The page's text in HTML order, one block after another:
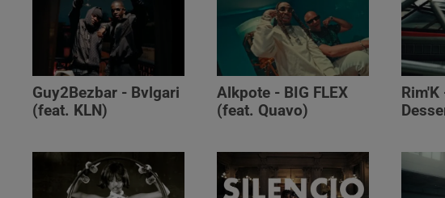
Guy2Bezbar - Bvlgari
(feat. KLN)
Alkpote - BIG FLEX
(feat. Quavo)
Rim'K